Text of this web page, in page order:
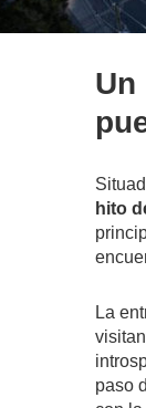
Un
hito
La
paso